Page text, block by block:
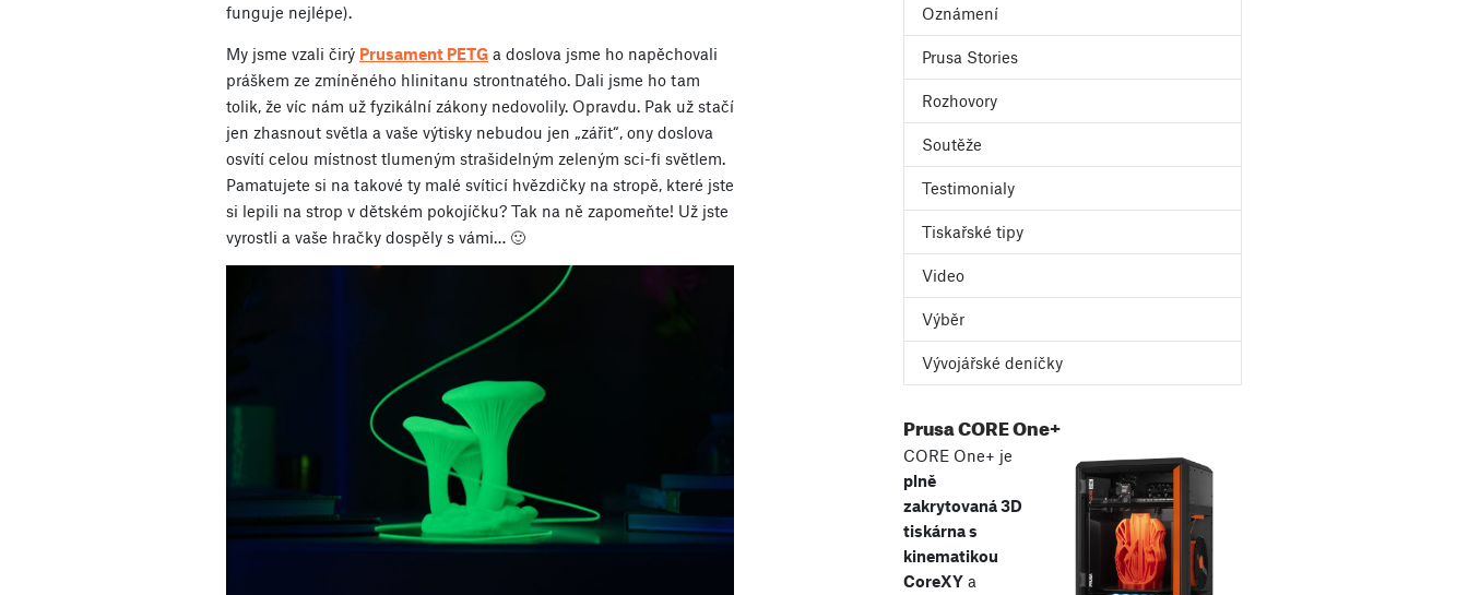
funguje nejlépe).
My jsme vzali čirý Prusament PETG a doslova jsme ho napěchovali
práškem ze zmíněného hlinitanu strontnatého. Dali jsme ho tam
tolik, že víc nám už fyzikální zákony nedovolily. Opravdu. Pak už stačí
jen zhasnout světla a vaše výtisky nebudou jen „zářit“, ony doslova
osvítí celou místnost tlumeným strašidelným zeleným sci-fi světlem.
Pamatujete si na takové ty malé svíticí hvězdičky na stropě, které jste
si lepili na strop v dětském pokojíčku? Tak na ně zapomeňte! Už jste
vyrostli a vaše hračky dospěly s vámi… 🙂
Oznámení
Prusa Stories
Rozhovory
Soutěže
Testimonialy
Tiskařské tipy
Video
Výběr
Vývojářské deníčky
Prusa CORE One+
CORE One+ je
plně
zakrytovaná 3D
tiskárna s
kinematikou
CoreXYa